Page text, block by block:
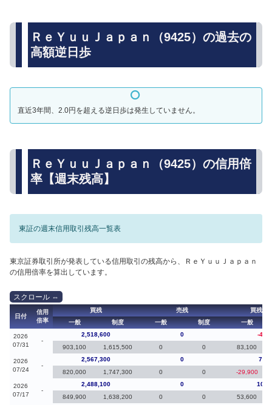
ＲｅＹｕｕＪａｐａｎ（9425）の過去の
高額逆日歩
直近3年間、2.0円を超える逆日歩は発生していません。
ＲｅＹｕｕＪａｐａｎ（9425）の信用倍
率【週末残高】
東証の週末信用取引残高一覧表
東京証券取引所が発表している信用取引の残高から、ＲｅＹｕｕＪａｐａｎ
の信用倍率を算出しています。
日付
信用
倍率
買残 売残
買残（
一般
制度 一般 制度 一般
2026
07/31
-
2,518,600 0
-
903,100
1,615,500 0 0 83,100
2026
07/24
-
2,567,300 0
820,000
1,747,300 0 0 -29,900
2026
07/17
-
2,488,100 0
849,900
1,638,200 0 0 53,600